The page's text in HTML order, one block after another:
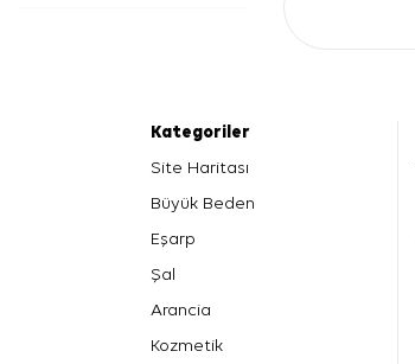
Kategoriler
Site Haritası
Büyük Beden
Eşarp
Şal
Arancia
Kozmetik